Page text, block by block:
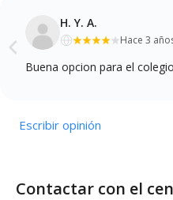
H. Y. A.
Hace 3
Buena opcion para el
Escribir opinión
Contactar con el